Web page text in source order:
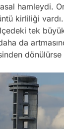
hamleydi.
kirliliği
ilçedeki tek
da
dönülürse